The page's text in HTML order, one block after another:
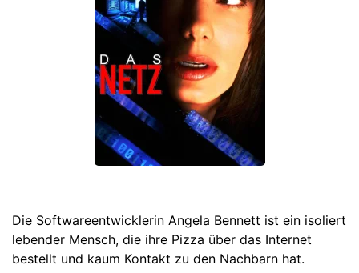
Die Softwareentwicklerin Angela Bennett ist ein isoliert
lebender Mensch, die ihre Pizza über das Internet
bestellt und kaum Kontakt zu den Nachbarn hat.